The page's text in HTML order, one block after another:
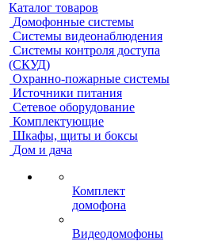
Каталог товаров
Домофонные системы
Системы видеонаблюдения
Системы контроля доступа
(СКУД)
Охранно-пожарные системы
Источники питания
Сетевое оборудование
Комплектующие
Шкафы, щиты и боксы
Дом и дача
Комплект
домофона
Видеодомофоны